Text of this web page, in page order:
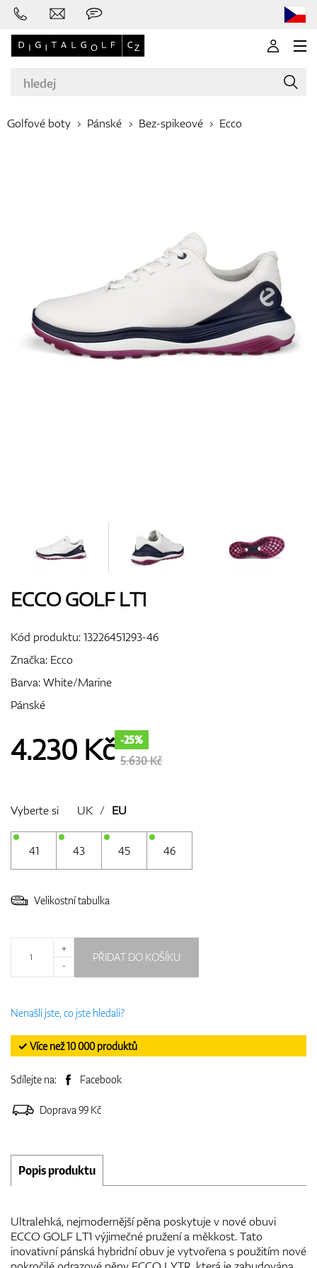
Oblečení
Boty
Bagy
Doplňky
Dárkové poukazy
Golfové boty Pánské Bez-spikeové Ecco
ECCO GOLF LT1
Kód produktu:13226451293-46
Značka: Ecco
Barva: White/Marine
Pánské
4.230 Kč -25%
5.630 Kč
Vyberte si UK / EU
41 43 45 46
Velikostní tabulka
+
-
PŘIDAT DO KOŠÍKU
Nenašli jste, co jste hledali?
✓ Více než 10 000 produktů
Sdílejte na: Facebook
Doprava 99 Kč
Popis produktu
Ultralehká, nejmodernější pěna poskytuje v nové obuvi
ECCO GOLF LT1 výjimečné pružení a měkkost. Tato
inovativní pánská hybridní obuv je vytvořena s použitím nové